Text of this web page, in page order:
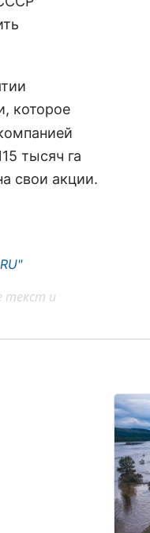
которое
тысяч га
свои акции.
текст и